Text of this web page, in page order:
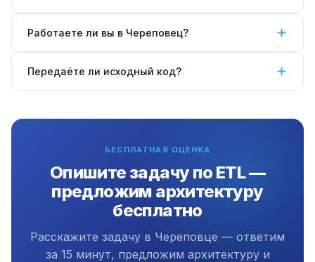
Все ошибки логируются для анализа.
SQLite или PostgreSQL. Для аналитики больших
данных — ClickHouse или BigQuery. Поможем
выбрать оптимальное решение.
Работаете ли вы в Череповец?
числе в Череповце.
Передаёте ли исходный код?
и документацию. Плюс 3 месяца бесплатной
БЕСПЛАТНАЯ ОЦЕНКА
Опишите задачу по ETL —
предложим архитектуру
бесплатно
Расскажите задачу в Череповце — ответим
за 15 минут, предложим архитектуру и